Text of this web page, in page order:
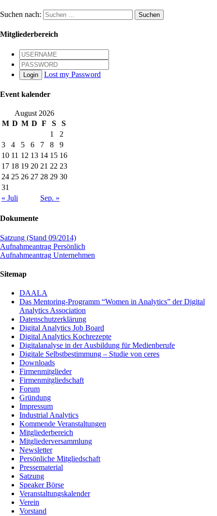
Suchen nach:
Mitgliederbereich
Login Lost my Password
Event kalender
August 2026
M D M D F S
S
1
2
3
4 5 6 7 8
9
10 11 12 13 14 15 16
17 18 19 20 21 22 23
24 25 26 27 28 29 30
31
« Juli
Sep. »
Dokumente
Satzung (Stand 09/2014)
Aufnahmeantrag Persönlich
Aufnahmeantrag Unternehmen
Sitemap
DAALA
Das Mentoring-Programm “Women in Analytics” der Digital
Analytics Association
Datenschutzerklärung
Digital Analytics Job Board
Digital Analytics Kochrezepte
Digitalanalyse in der Ausbildung für Medienberufe
Digitale Selbstbestimmung – Studie von ceres
Downloads
Firmenmitglieder
Firmenmitgliedschaft
Forum
Gründung
Impressum
Industrial Analytics
Kommende Veranstaltungen
Mitgliederbereich
Mitgliederversammlung
Newsletter
Persönliche Mitgliedschaft
Pressematerial
Satzung
Speaker Börse
Veranstaltungskalender
Verein
Vorstand